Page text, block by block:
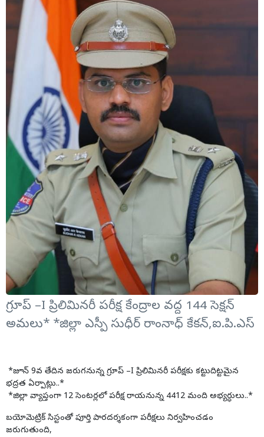
గ్రూప్ –I ప్రిలిమినరీ పరీక్ష కేంద్రాల వద్ద 144 సెక్షన్
అమలు* *జిల్లా ఎస్పీ సుధీర్ రాంనాధ్ కేకన్,ఐ.పి.ఎస్
*జూన్ 9వ తేదిన జరుగనున్న గ్రూప్ –I ప్రిలిమినరీ పరీక్షకు కట్టుదిట్టమైన
భద్రత ఏర్పాట్లు..*
*జిల్లా వ్యాప్తంగా 12 సెంటర్లలో పరీక్ష రాయనున్న 4412 మంది అభ్యర్ధులు..*
బయోమెట్రిక్ సిస్టంతో పూర్తి పారదర్శకంగా పరీక్షలు నిర్వహించడం
జరుగుతుంది,